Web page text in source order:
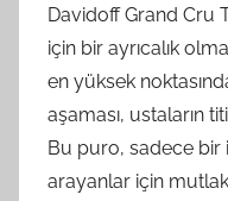
Davidoff Grand Cru
için bir ayrıcalık
en yüksek
aşaması, ustaların
Bu puro, sadece bir
arayanlar için